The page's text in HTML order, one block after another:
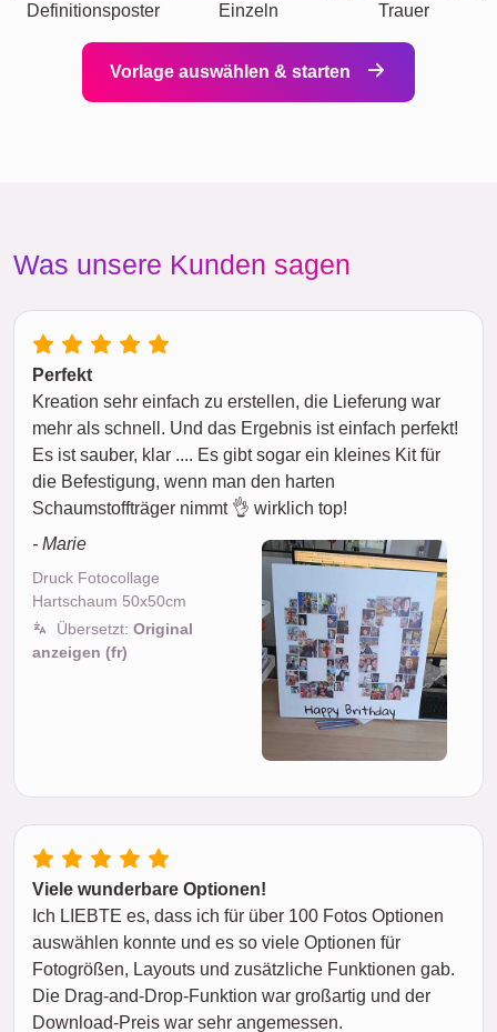
Definitionsposter Einzeln Trauer
Vorlage auswählen & starten
Was unsere Kunden sagen
Perfekt
Kreation sehr einfach zu erstellen, die Lieferung war
mehr als schnell. Und das Ergebnis ist einfach perfekt!
Es ist sauber, klar .... Es gibt sogar ein kleines Kit für
die Befestigung, wenn man den harten
Schaumstoffträger nimmt 👌 wirklich top!
- Marie
Druck Fotocollage
Hartschaum 50x50cm
Übersetzt: Original
anzeigen (fr)
Viele wunderbare Optionen!
Ich LIEBTE es, dass ich für über 100 Fotos Optionen
auswählen konnte und es so viele Optionen für
Fotogrößen, Layouts und zusätzliche Funktionen gab.
Die Drag-and-Drop-Funktion war großartig und der
Download-Preis war sehr angemessen.